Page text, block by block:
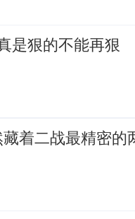
是狠的不能再狠
着二战最精密的